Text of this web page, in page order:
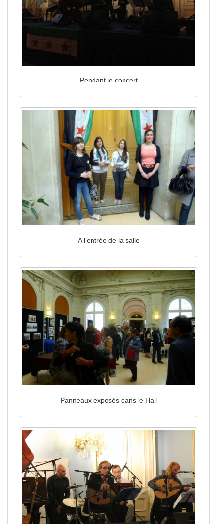
Pendant le concert
A l’entrée de la salle
Panneaux exposés dans le Hall